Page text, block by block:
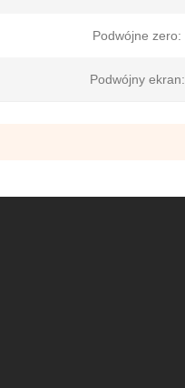
Podwójne zero:
Podwójny ekran: